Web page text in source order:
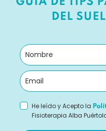
DEL
He leído y Acepto la
Fisioterapia Alba